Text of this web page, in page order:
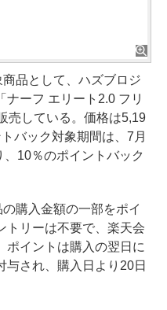
品として、ハズブロジ
ナーフ エリート2.0 フリ
売している。価格は5,19
バック対象期間は、7月
10％のポイントバック
購入金額の一部をポイ
トリーは不要で、楽天会
ポイントは購入の翌日に
与され、購入日より20日